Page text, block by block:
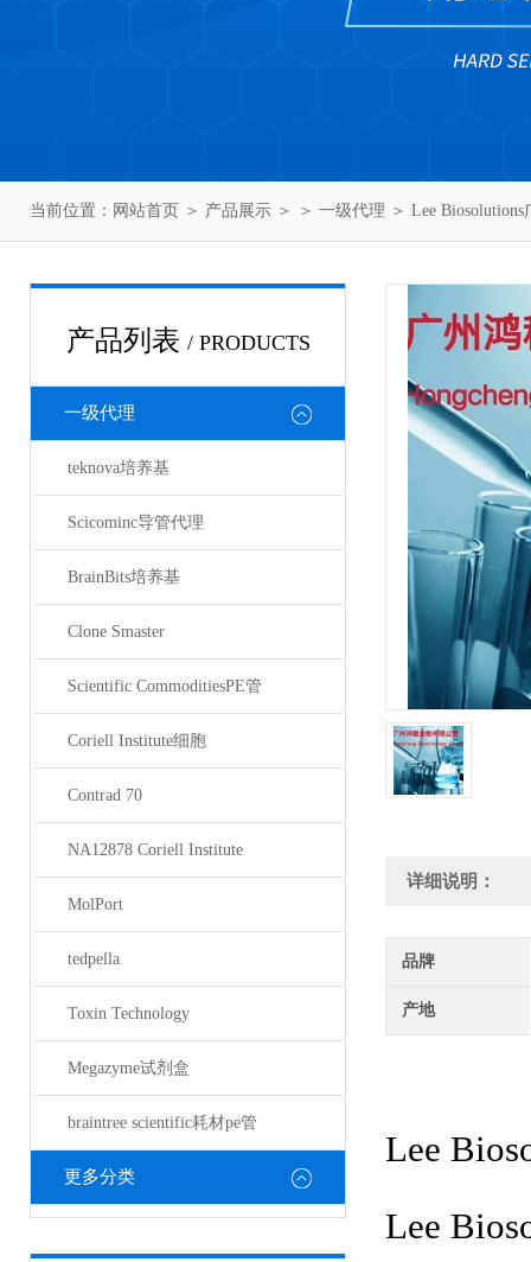
当前位置： 网站首页 ＞ 产品展示 ＞ ＞ 一级代理 ＞ Lee
产品列表 / PRODUCTS
一级代理
teknova培养基
Scicominc导管代理
BrainBits培养基
Clone Smaster
Scientific CommoditiesPE管
Coriell Institute细胞
Contrad 70
NA12878 Coriell Institute
MolPort
tedpella
Toxin Technology
Megazyme试剂盒
braintree scientific耗材pe管
更多分类
详细说明：
品牌
产地
Lee
Lee